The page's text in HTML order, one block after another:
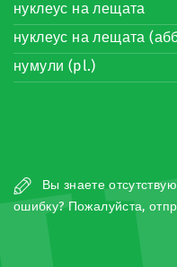
нуклеус на лещата
нуклеус на лещата
нумули (pl.)
Вы знаете
ошибку? Пожалуйста,